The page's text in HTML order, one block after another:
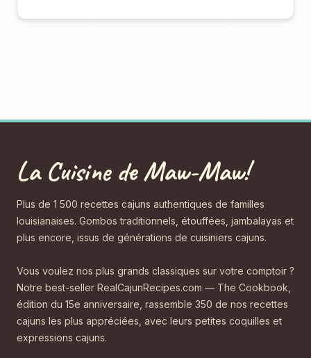
La Cuisine de Maw-Maw!
Plus de 1 500 recettes cajuns authentiques de familles
louisianaises. Gombos traditionnels, étouffées, jambalayas et
plus encore, issus de générations de cuisiniers cajuns.
Vous voulez nos plus grands classiques sur votre comptoir ?
Notre best-seller RealCajunRecipes.com — The Cookbook,
édition du 15e anniversaire, rassemble 350 de nos recettes
cajuns les plus appréciées, avec leurs petites coquilles et
expressions cajuns.